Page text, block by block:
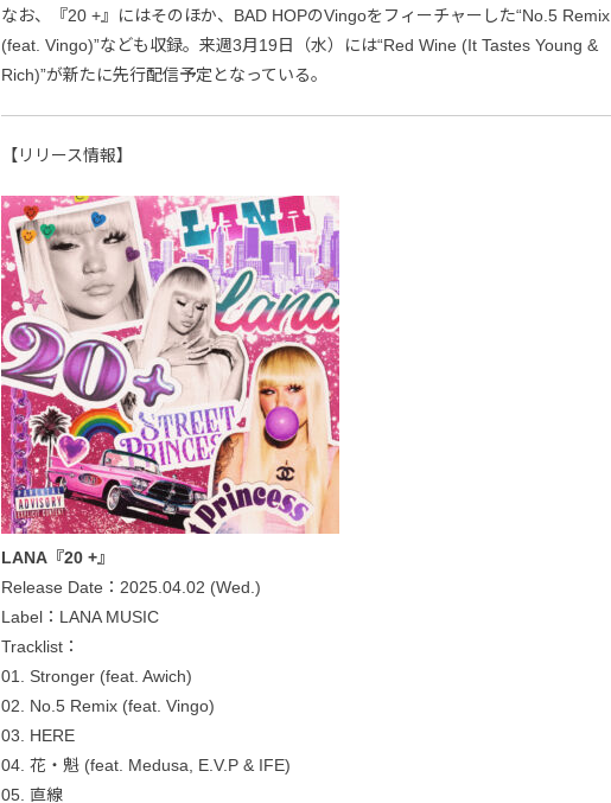
なお、『20 +』にはそのほか、BAD HOPのVingoをフィーチャーした“No.5 Remix
(feat. Vingo)”なども収録。来週3月19日（水）には“Red Wine (It Tastes Young &
Rich)”が新たに先行配信予定となっている。
【リリース情報】
LANA『20 +』
Release Date：2025.04.02 (Wed.)
Label：LANA MUSIC
Tracklist：
01. Stronger (feat. Awich)
02. No.5 Remix (feat. Vingo)
03. HERE
04. 花・魁 (feat. Medusa, E.V.P & IFE)
05. 直線